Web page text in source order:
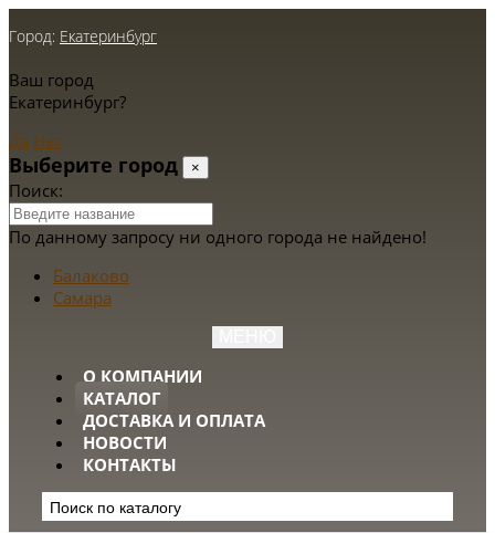
Город: Екатеринбург
Ваш город
Екатеринбург?
Да Нет
Выберите город ×
Поиск:
По данному запросу ни одного города не найдено!
Балаково
Самара
О КОМПАНИИ
КАТАЛОГ
ДОСТАВКА И ОПЛАТА
НОВОСТИ
КОНТАКТЫ